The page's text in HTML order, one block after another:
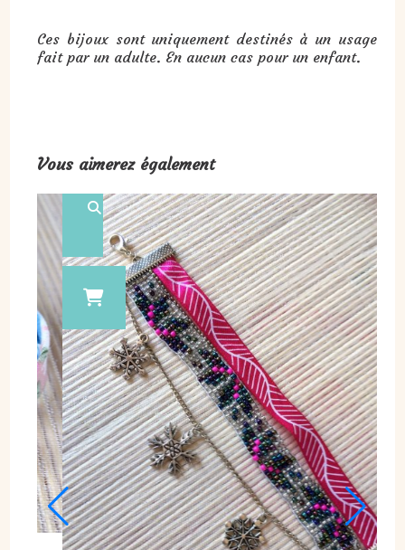
Ces bijoux sont uniquement destinés à un usage
fait par un adulte. En aucun cas pour un enfant.
Vous aimerez également